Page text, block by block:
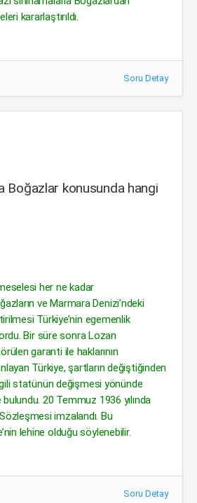
kararlaştırıldı.
Soru Detay
Boğazlar konusunda hangi
her ne kadar
ve Marmara Denizi’ndeki
Türkiye’nin egemenlik
Bir süre sonra Lozan
garanti ile haklarının
Türkiye, şartların değiştiğinden
statünün değişmesi yönünde
20 Temmuz 1936 yılında
imzalandı. Bu
lehine olduğu söylenebilir.
Soru Detay